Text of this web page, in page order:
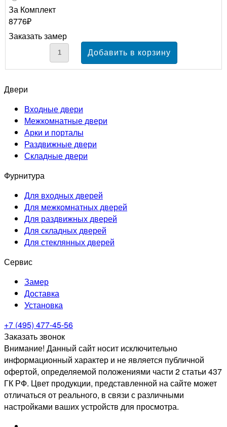
За Комплект
8776₽
Заказать замер
Двери
Входные двери
Межкомнатные двери
Арки и порталы
Раздвижные двери
Складные двери
Фурнитура
Для входных дверей
Для межкомнатных дверей
Для раздвижных дверей
Для складных дверей
Для стеклянных дверей
Сервис
Замер
Доставка
Установка
+7 (495) 477-45-56
Заказать звонок
Внимание! Данный сайт носит исключительно
информационный характер и не является публичной
офертой, определяемой положениями части 2 статьи 437
ГК РФ. Цвет продукции, представленной на сайте может
отличаться от реального, в связи с различными
настройками ваших устройств для просмотра.